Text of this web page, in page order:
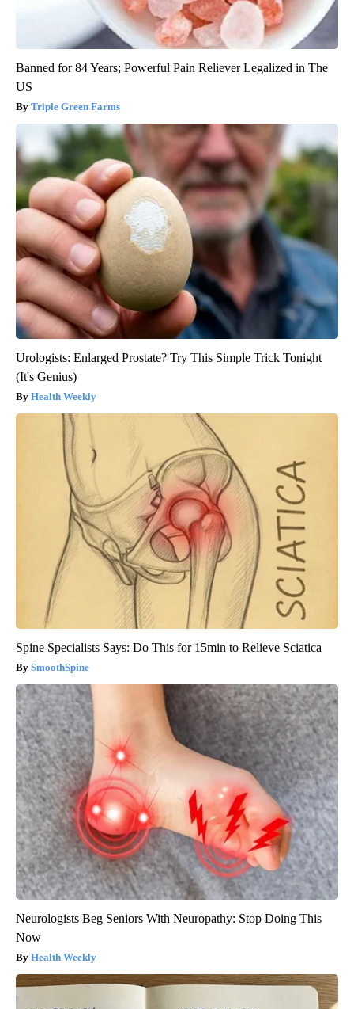
Banned for 84 Years; Powerful Pain Reliever Legalized in The
US
Triple Green Farms
Urologists: Enlarged Prostate? Try This Simple Trick Tonight
(It's Genius)
Health Weekly
Spine Specialists Says: Do This for 15min to Relieve Sciatica
SmoothSpine
Neurologists Beg Seniors With Neuropathy: Stop Doing This
Now
Health Weekly